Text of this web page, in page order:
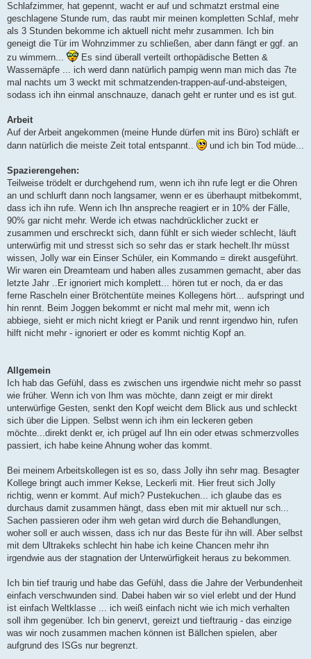
Schlafzimmer, hat gepennt, wacht er auf und schmatzt erstmal eine
geschlagene Stunde rum, das raubt mir meinen kompletten Schlaf, mehr
als 3 Stunden bekomme ich aktuell nicht mehr zusammen. Ich bin
geneigt die Tür im Wohnzimmer zu schließen, aber dann fängt er ggf. an
zu wimmern...
Es sind überall verteilt orthopädische Betten &
Wassernäpfe ... ich werd dann natürlich pampig wenn man mich das 7te
mal nachts um 3 weckt mit schmatzenden-trappen-auf-und-absteigen,
sodass ich ihn einmal anschnauze, danach geht er runter und es ist gut.
Arbeit
Auf der Arbeit angekommen (meine Hunde dürfen mit ins Büro) schläft er
dann natürlich die meiste Zeit total entspannt..
und ich bin Tod müde...
Spazierengehen:
Teilweise trödelt er durchgehend rum, wenn ich ihn rufe legt er die Ohren
an und schlurft dann noch langsamer, wenn er es überhaupt mitbekommt,
dass ich ihn rufe. Wenn ich Ihn anspreche reagiert er in 10% der Fälle,
90% gar nicht mehr. Werde ich etwas nachdrücklicher zuckt er
zusammen und erschreckt sich, dann fühlt er sich wieder schlecht, läuft
unterwürfig mit und stresst sich so sehr das er stark hechelt.Ihr müsst
wissen, Jolly war ein Einser Schüler, ein Kommando = direkt ausgeführt.
Wir waren ein Dreamteam und haben alles zusammen gemacht, aber das
letzte Jahr ..Er ignoriert mich komplett... hören tut er noch, da er das
ferne Rascheln einer Brötchentüte meines Kollegens hört... aufspringt und
hin rennt. Beim Joggen bekommt er nicht mal mehr mit, wenn ich
abbiege, sieht er mich nicht kriegt er Panik und rennt irgendwo hin, rufen
hilft nicht mehr - ignoriert er oder es kommt nichtig Kopf an.
Allgemein
Ich hab das Gefühl, dass es zwischen uns irgendwie nicht mehr so passt
wie früher. Wenn ich von Ihm was möchte, dann zeigt er mir direkt
unterwürfige Gesten, senkt den Kopf weicht dem Blick aus und schleckt
sich über die Lippen. Selbst wenn ich ihm ein leckeren geben
möchte...direkt denkt er, ich prügel auf Ihn ein oder etwas schmerzvolles
passiert, ich habe keine Ahnung woher das kommt.
Bei meinem Arbeitskollegen ist es so, dass Jolly ihn sehr mag. Besagter
Kollege bringt auch immer Kekse, Leckerli mit. Hier freut sich Jolly
richtig, wenn er kommt. Auf mich? Pustekuchen... ich glaube das es
durchaus damit zusammen hängt, dass eben mit mir aktuell nur sch...
Sachen passieren oder ihm weh getan wird durch die Behandlungen,
woher soll er auch wissen, dass ich nur das Beste für ihn will. Aber selbst
mit dem Ultrakeks schlecht hin habe ich keine Chancen mehr ihn
irgendwie aus der stagnation der Unterwürfigkeit heraus zu bekommen.
Ich bin tief traurig und habe das Gefühl, dass die Jahre der Verbundenheit
einfach verschwunden sind. Dabei haben wir so viel erlebt und der Hund
ist einfach Weltklasse ... ich weiß einfach nicht wie ich mich verhalten
soll ihm gegenüber. Ich bin genervt, gereizt und tieftraurig - das einzige
was wir noch zusammen machen können ist Bällchen spielen, aber
aufgrund des ISGs nur begrenzt.